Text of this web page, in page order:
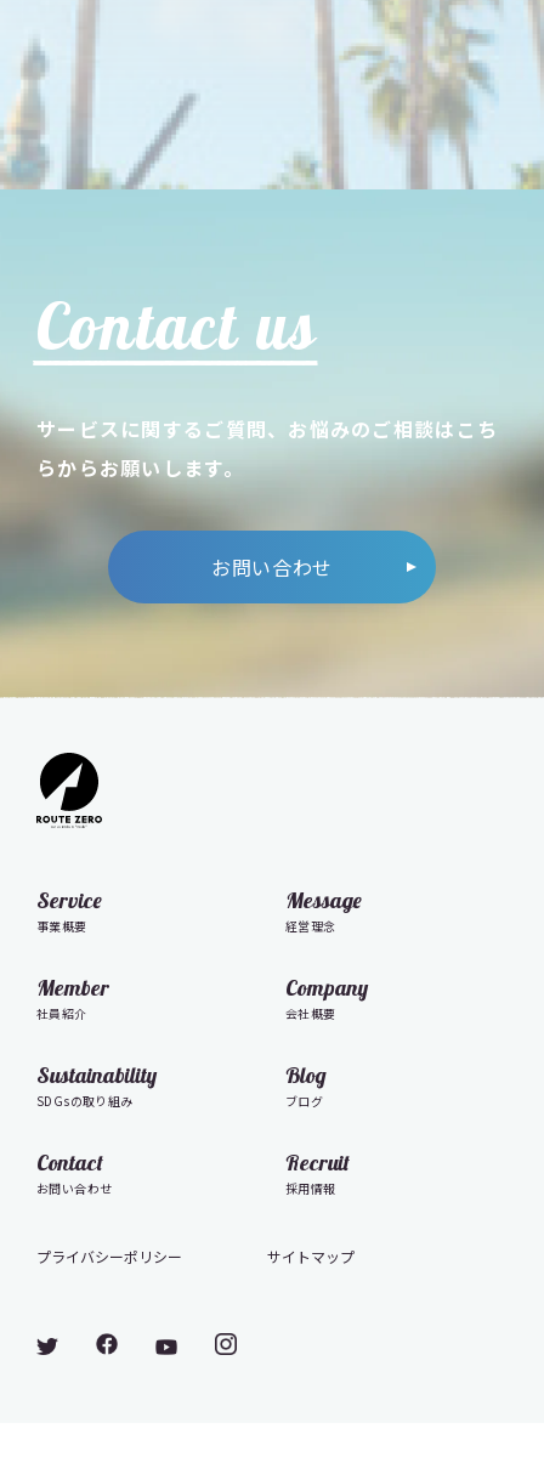
Contact us
サービスに関するご質問、お悩みのご相談はこち
らからお願いします。
お問い合わせ
Service
事業概要
Message
経営理念
Member
社員紹介
Company
会社概要
Sustainability
SDGsの取り組み
Blog
ブログ
Contact
お問い合わせ
Recruit
採用情報
プライバシーポリシー サイトマップ